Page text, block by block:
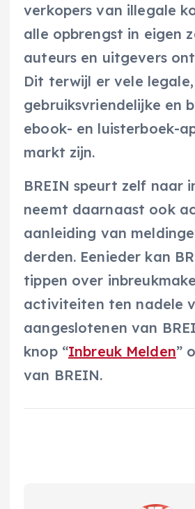
verkopers van illegale
alle opbrengst in eigen
auteurs en uitgevers
Dit terwijl er vele legale,
gebruiksvriendelijke en
ebook- en luisterboek-
markt zijn.
BREIN speurt zelf naar
neemt daarnaast ook
aanleiding van
derden. Eenieder kan
tippen over
activiteiten ten nadele
aangeslotenen van
knop “Inbreuk Melden”
van BREIN.